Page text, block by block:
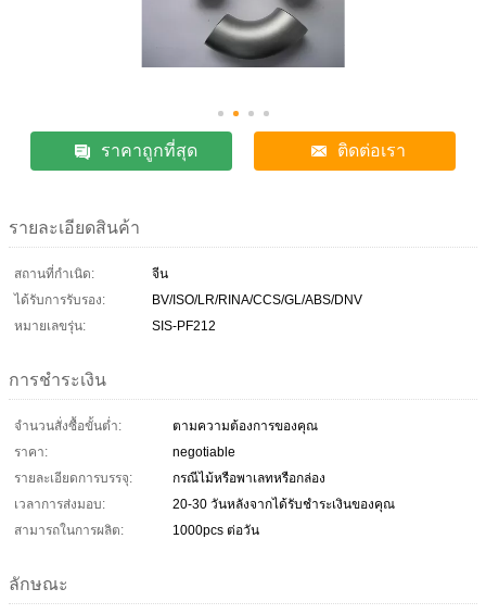
ราคาถูกที่สุด ติดต่อเรา
รายละเอียดสินค้า
สถานที่กำเนิด:
จีน
ได้รับการรับรอง:
BV/ISO/LR/RINA/CCS/GL/ABS/DNV
หมายเลขรุ่น:
SIS-PF212
การชำระเงิน
จำนวนสั่งซื้อขั้นต่ำ:
ตามความต้องการของคุณ
ราคา:
negotiable
รายละเอียดการบรรจุ:
กรณีไม้หรือพาเลทหรือกล่อง
เวลาการส่งมอบ:
20-30 วันหลังจากได้รับชำระเงินของคุณ
สามารถในการผลิต:
1000pcs ต่อวัน
ลักษณะ